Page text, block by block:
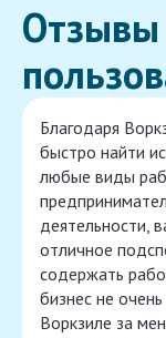
Благодаря
быстро найти
любые виды
деятельности,
отличное
содержать
бизнес не
Воркзиле за